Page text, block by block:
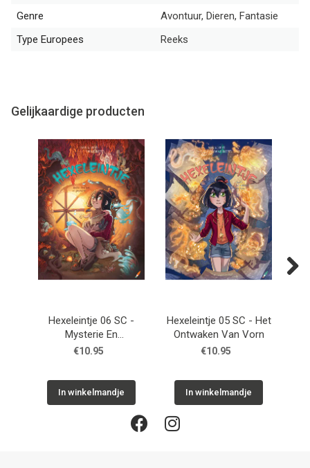
Genre
Avontuur, Dieren, Fantasie
Type Europees
Reeks
Gelijkaardige producten
Hexeleintje 06 SC -
Mysterie En
Gnoomgedoe
€10.95
In winkelmandje
Hexeleintje 05 SC - Het
Ontwaken Van Vorn
€10.95
In winkelmandje